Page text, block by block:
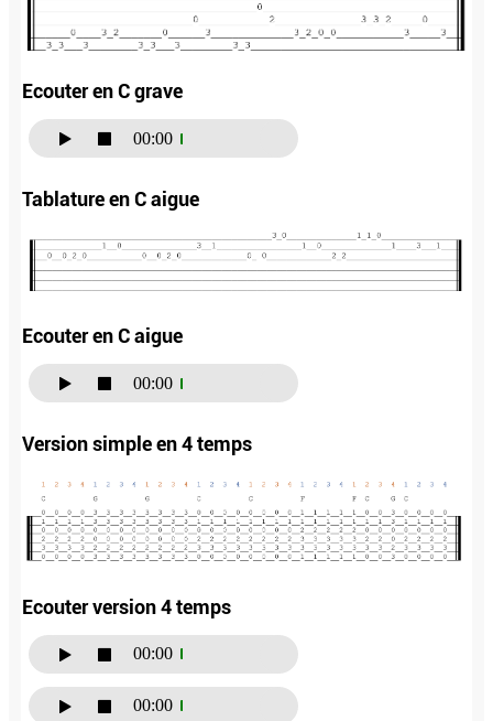
Ecouter en C grave
00:00
Tablature en C aigue
Ecouter en C aigue
00:00
Version simple en 4 temps
Ecouter version 4 temps
00:00
00:00